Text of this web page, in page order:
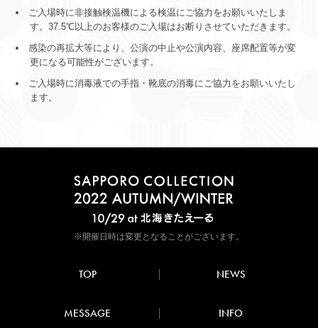
ご入場時に非接触検温機による検温にご協力をお願いいたしま
す。37.5℃以上のお客様のご入場はお断りさせていただきます。
感染の再拡大等により、公演の中止や公演内容、座席配置等が変
更になる可能性がございます。
ご入場時に消毒液での手指・靴底の消毒にご協力をお願いいたし
ます。
※開催日時は変更となることがございます。
TOP NEWS
MESSAGE INFO